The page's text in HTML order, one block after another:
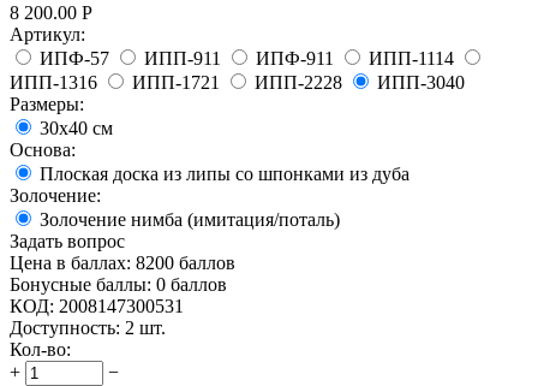
8 200.00 Р
Артикул:
ИПФ-57
ИПП-911 ИПФ-911
ИПП-1114
ИПП-1316
ИПП-1721 ИПП-2228
ИПП-3040
Размеры:
30x40 см
Основа:
Плоская доска из липы со шпонками из дуба
Золочение:
Золочение нимба (имитация/поталь)
Задать вопрос
Цена в баллах: 8200 баллов
Бонусные баллы: 0 баллов
КОД: 2008147300531
Доступность: 2 шт.
Кол-во:
+
−